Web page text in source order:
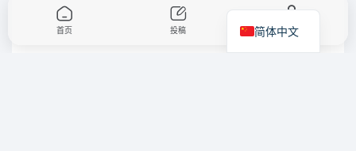
首页 投稿 我的
简体中文